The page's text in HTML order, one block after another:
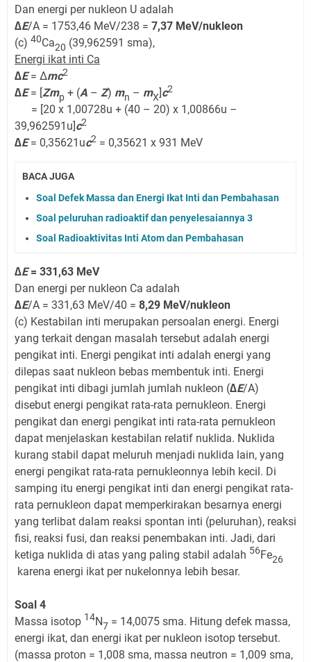
Dan energi per nukleon U adalah
∆E/A = 1753,46 MeV/238 = 7,37 MeV/nukleon
(c) 40Ca20 (39,962591 sma),
Energi ikat inti Ca
∆E= Δmc2
∆E= [Zmp + (A – Z) mn – mX]c2
= [20 x 1,00728u + (40 – 20) x 1,00866u –
39,962591u]c2
∆E= 0,35621uc2 = 0,35621 x 931 MeV
BACA JUGA
Soal Defek Massa dan Energi Ikat Inti dan Pembahasan
Soal peluruhan radioaktif dan penyelesaiannya 3
Soal Radioaktivitas Inti Atom dan Pembahasan
∆E= 331,63 MeV
Dan energi per nukleon Ca adalah
∆E/A = 331,63 MeV/40 = 8,29 MeV/nukleon
(c) Kestabilan inti merupakan persoalan energi. Energi
yang terkait dengan masalah tersebut adalah energi
pengikat inti. Energi pengikat inti adalah energi yang
dilepas saat nukleon bebas membentuk inti. Energi
pengikat inti dibagi jumlah jumlah nukleon (∆E/A)
disebut energi pengikat rata-rata pernukleon. Energi
pengikat dan energi pengikat inti rata-rata pernukleon
dapat menjelaskan kestabilan relatif nuklida. Nuklida
kurang stabil dapat meluruh menjadi nuklida lain, yang
energi pengikat rata-rata pernukleonnya lebih kecil. Di
samping itu energi pengikat inti dan energi pengikat rata-
rata pernukleon dapat memperkirakan besarnya energi
yang terlibat dalam reaksi spontan inti (peluruhan), reaksi
fisi, reaksi fusi, dan reaksi penembakan inti. Jadi, dari
ketiga nuklida di atas yang paling stabil adalah 56Fe26
karena energi ikat per nukelonnya lebih besar.
Soal 4
Massa isotop 14N7 = 14,0075 sma. Hitung defek massa,
energi ikat, dan energi ikat per nukleon isotop tersebut.
(massa proton = 1,008 sma, massa neutron = 1,009 sma,